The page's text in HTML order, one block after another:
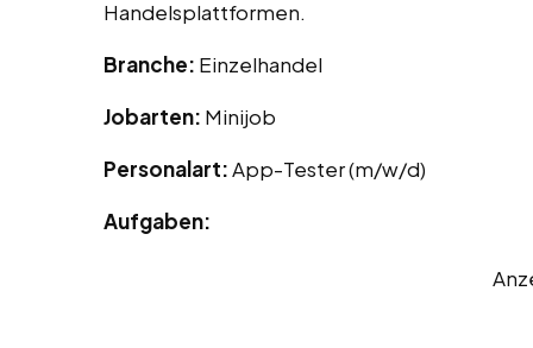
Handelsplattformen.
Branche: Einzelhandel
Jobarten: Minijob
Personalart:App-Tester (m/w/d)
Aufgaben: